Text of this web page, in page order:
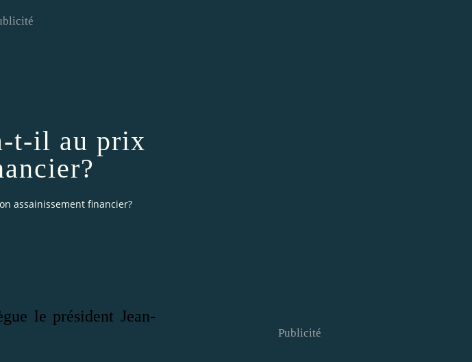
t-il au prix
assainissement financier?
le président Jean-
Publicité